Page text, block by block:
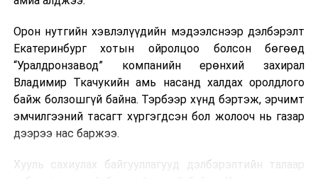
хувь Францын зах зээлээс бүрддэг бөгөөд тус улсын
Мароккогийн хөдөлмөр эрхлэлтийн сайд мэдэгджээ.
Орон нутгийн хэвлэлүүдийн мэдээлснээр дэлбэрэлт
Екатеринбург хотын ойролцоо болсон бөгөөд
“Уралдронзавод” компанийн ерөнхий захирал
Владимир Ткачукийн амь насанд халдах оролдлого
байж болзошгүй байна. Тэрбээр хүнд бэртэж, эрчимт
эмчилгээний тасагт хүргэгдсэн бол жолооч нь газар
дээрээ нас баржээ.
Хууль сахиулах байгууллагууд дэлбэрэлтийн талаар